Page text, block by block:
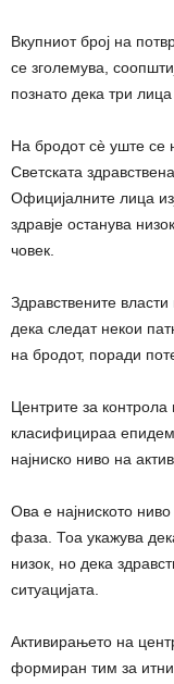
Вкупниот број на
се зголемува,
познато дека три
На бродот сè уште се
Светската
Официјалните лица
здравје останува
човек.
Здравствените
дека следат некои
на бродот, поради
Центрите за
класифицираа
најниско ниво на
Ова е најниското
фаза. Тоа укажува
низок, но дека
ситуацијата.
Активирањето на
формиран тим за